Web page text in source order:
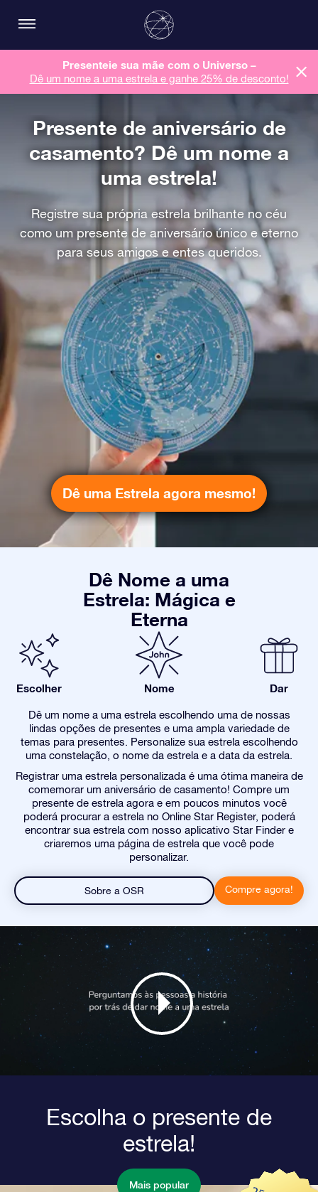
Presenteie sua mãe com o Universo –
Dê um nome a uma estrela e ganhe 25% de desconto!
Presente de aniversário de
casamento? Dê um nome a
uma estrela!
Registre sua própria estrela brilhante no céu
como um presente de aniversário único e eterno
para seus amigos e entes queridos.
Dê uma Estrela agora mesmo!
Dê Nome a uma
Estrela: Mágica e
Eterna
Escolher Nome Dar
Dê um nome a uma estrela escolhendo uma de nossas
lindas opções de presentes e uma ampla variedade de
temas para presentes. Personalize sua estrela escolhendo
uma constelação, o nome da estrela e a data da estrela.
Registrar uma estrela personalizada é uma ótima maneira de
comemorar um aniversário de casamento! Compre um
presente de estrela agora e em poucos minutos você
poderá procurar a estrela no Online Star Register, poderá
encontrar sua estrela com nosso aplicativo Star Finder e
criaremos uma página de estrela que você pode
personalizar.
Sobre a OSR Compre agora!
Escolha o presente de
estrela!
Mais popular